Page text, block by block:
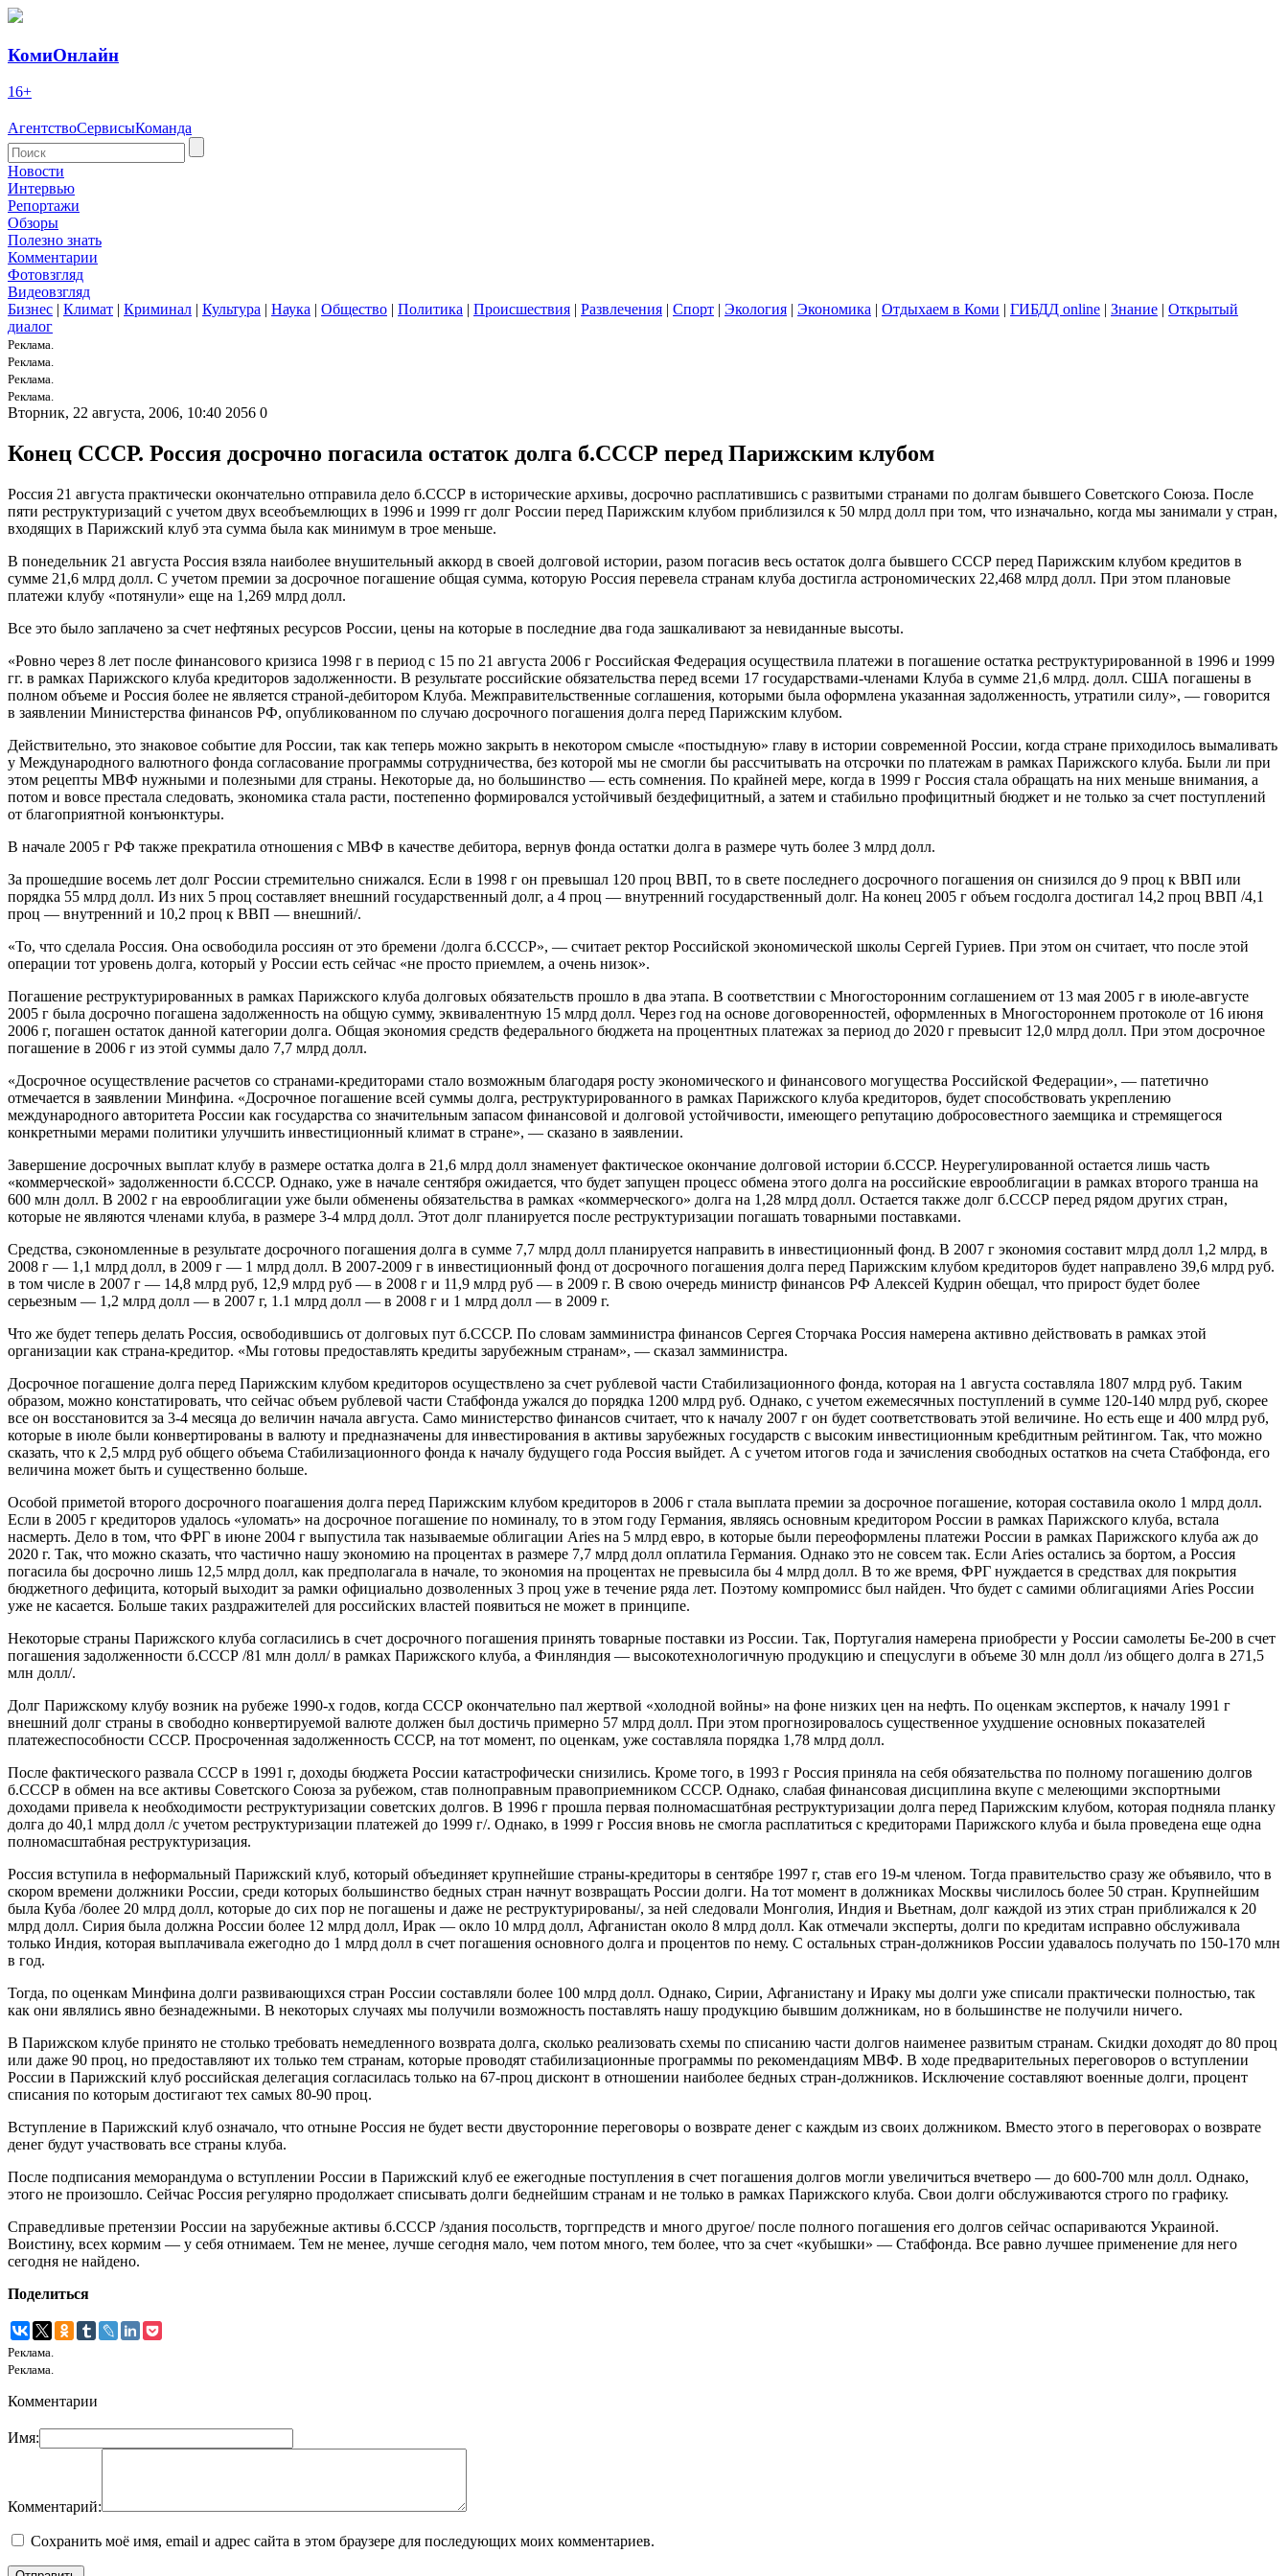
КомиОнлайн
16+
АгентствоСервисыКоманда
Новости
Интервью
Репортажи
Обзоры
Полезно знать
Комментарии
Фотовзгляд
Видеовзгляд
Бизнес | Климат | Криминал | Культура | Наука | Общество | Политика | Происшествия | Развлечения | Спорт | Экология | Экономика | Отдыхаем в Коми | ГИБДД online | Знание | Открытый
диалог
Реклама.
Реклама.
Реклама.
Реклама.
Вторник, 22 августа, 2006, 10:40 2056 0
Конец СССР. Россия досрочно погасила остаток долга б.СССР перед Парижским клубом
Россия 21 августа практически окончательно отправила дело б.СССР в исторические архивы, досрочно расплатившись с развитыми странами по долгам бывшего Советского Союза. После
пяти реструктуризаций с учетом двух всеобъемлющих в 1996 и 1999 гг долг России перед Парижским клубом приблизился к 50 млрд долл при том, что изначально, когда мы занимали у стран,
входящих в Парижский клуб эта сумма была как минимум в трое меньше.
В понедельник 21 августа Россия взяла наиболее внушительный аккорд в своей долговой истории, разом погасив весь остаток долга бывшего СССР перед Парижским клубом кредитов в
сумме 21,6 млрд долл. С учетом премии за досрочное погашение общая сумма, которую Россия перевела странам клуба достигла астрономических 22,468 млрд долл. При этом плановые
платежи клубу «потянули» еще на 1,269 млрд долл.
Все это было заплачено за счет нефтяных ресурсов России, цены на которые в последние два года зашкаливают за невиданные высоты.
«Ровно через 8 лет после финансового кризиса 1998 г в период с 15 по 21 августа 2006 г Российская Федерация осуществила платежи в погашение остатка реструктурированной в 1996 и 1999
гг. в рамках Парижского клуба кредиторов задолженности. В результате российские обязательства перед всеми 17 государствами-членами Клуба в сумме 21,6 млрд. долл. США погашены в
полном объеме и Россия более не является страной-дебитором Клуба. Межправительственные соглашения, которыми была оформлена указанная задолженность, утратили силу», — говорится
в заявлении Министерства финансов РФ, опубликованном по случаю досрочного погашения долга перед Парижским клубом.
Действительно, это знаковое событие для России, так как теперь можно закрыть в некотором смысле «постыдную» главу в истории современной России, когда стране приходилось вымаливать
у Международного валютного фонда согласование программы сотрудничества, без которой мы не смогли бы рассчитывать на отсрочки по платежам в рамках Парижского клуба. Были ли при
этом рецепты МВФ нужными и полезными для страны. Некоторые да, но большинство — есть сомнения. По крайней мере, когда в 1999 г Россия стала обращать на них меньше внимания, а
потом и вовсе престала следовать, экономика стала расти, постепенно формировался устойчивый бездефицитный, а затем и стабильно профицитный бюджет и не только за счет поступлений
от благоприятной конъюнктуры.
В начале 2005 г РФ также прекратила отношения с МВФ в качестве дебитора, вернув фонда остатки долга в размере чуть более 3 млрд долл.
За прошедшие восемь лет долг России стремительно снижался. Если в 1998 г он превышал 120 проц ВВП, то в свете последнего досрочного погашения он снизился до 9 проц к ВВП или
порядка 55 млрд долл. Из них 5 проц составляет внешний государственный долг, а 4 проц — внутренний государственный долг. На конец 2005 г объем госдолга достигал 14,2 проц ВВП /4,1
проц — внутренний и 10,2 проц к ВВП — внешний/.
«То, что сделала Россия. Она освободила россиян от это бремени /долга б.СССР», — считает ректор Российской экономической школы Сергей Гуриев. При этом он считает, что после этой
операции тот уровень долга, который у России есть сейчас «не просто приемлем, а очень низок».
Погашение реструктурированных в рамках Парижского клуба долговых обязательств прошло в два этапа. В соответствии с Многосторонним соглашением от 13 мая 2005 г в июле-августе
2005 г была досрочно погашена задолженность на общую сумму, эквивалентную 15 млрд долл. Через год на основе договоренностей, оформленных в Многостороннем протоколе от 16 июня
2006 г, погашен остаток данной категории долга. Общая экономия средств федерального бюджета на процентных платежах за период до 2020 г превысит 12,0 млрд долл. При этом досрочное
погашение в 2006 г из этой суммы дало 7,7 млрд долл.
«Досрочное осуществление расчетов со странами-кредиторами стало возможным благодаря росту экономического и финансового могущества Российской Федерации», — патетично
отмечается в заявлении Минфина. «Досрочное погашение всей суммы долга, реструктурированного в рамках Парижского клуба кредиторов, будет способствовать укреплению
международного авторитета России как государства со значительным запасом финансовой и долговой устойчивости, имеющего репутацию добросовестного заемщика и стремящегося
конкретными мерами политики улучшить инвестиционный климат в стране», — сказано в заявлении.
Завершение досрочных выплат клубу в размере остатка долга в 21,6 млрд долл знаменует фактическое окончание долговой истории б.СССР. Неурегулированной остается лишь часть
«коммерческой» задолженности б.СССР. Однако, уже в начале сентября ожидается, что будет запущен процесс обмена этого долга на российские еврооблигации в рамках второго транша на
600 млн долл. В 2002 г на еврооблигации уже были обменены обязательства в рамках «коммерческого» долга на 1,28 млрд долл. Остается также долг б.СССР перед рядом других стран,
которые не являются членами клуба, в размере 3-4 млрд долл. Этот долг планируется после реструктуризации погашать товарными поставками.
Средства, сэкономленные в результате досрочного погашения долга в сумме 7,7 млрд долл планируется направить в инвестиционный фонд. В 2007 г экономия составит млрд долл 1,2 млрд, в
2008 г — 1,1 млрд долл, в 2009 г — 1 млрд долл. В 2007-2009 г в инвестиционный фонд от досрочного погашения долга перед Парижским клубом кредиторов будет направлено 39,6 млрд руб.
в том числе в 2007 г — 14,8 млрд руб, 12,9 млрд руб — в 2008 г и 11,9 млрд руб — в 2009 г. В свою очередь министр финансов РФ Алексей Кудрин обещал, что прирост будет более
серьезным — 1,2 млрд долл — в 2007 г, 1.1 млрд долл — в 2008 г и 1 млрд долл — в 2009 г.
Что же будет теперь делать Россия, освободившись от долговых пут б.СССР. По словам замминистра финансов Сергея Сторчака Россия намерена активно действовать в рамках этой
организации как страна-кредитор. «Мы готовы предоставлять кредиты зарубежным странам», — сказал замминистра.
Досрочное погашение долга перед Парижским клубом кредиторов осуществлено за счет рублевой части Стабилизационного фонда, которая на 1 августа составляла 1807 млрд руб. Таким
образом, можно констатировать, что сейчас объем рублевой части Стабфонда ужался до порядка 1200 млрд руб. Однако, с учетом ежемесячных поступлений в сумме 120-140 млрд руб, скорее
все он восстановится за 3-4 месяца до величин начала августа. Само министерство финансов считает, что к началу 2007 г он будет соответствовать этой величине. Но есть еще и 400 млрд руб,
которые в июле были конвертированы в валюту и предназначены для инвестирования в активы зарубежных государств с высоким инвестиционным кре6дитным рейтингом. Так, что можно
сказать, что к 2,5 млрд руб общего объема Стабилизационного фонда к началу будущего года Россия выйдет. А с учетом итогов года и зачисления свободных остатков на счета Стабфонда, его
величина может быть и существенно больше.
Особой приметой второго досрочного поагашения долга перед Парижским клубом кредиторов в 2006 г стала выплата премии за досрочное погашение, которая составила около 1 млрд долл.
Если в 2005 г кредиторов удалось «уломать» на досрочное погашение по номиналу, то в этом году Германия, являясь основным кредитором России в рамках Парижского клуба, встала
насмерть. Дело в том, что ФРГ в июне 2004 г выпустила так называемые облигации Aries на 5 млрд евро, в которые были переоформлены платежи России в рамках Парижского клуба аж до
2020 г. Так, что можно сказать, что частично нашу экономию на процентах в размере 7,7 млрд долл оплатила Германия. Однако это не совсем так. Если Aries остались за бортом, а Россия
погасила бы досрочно лишь 12,5 млрд долл, как предполагала в начале, то экономия на процентах не превысила бы 4 млрд долл. В то же время, ФРГ нуждается в средствах для покрытия
бюджетного дефицита, который выходит за рамки официально дозволенных 3 проц уже в течение ряда лет. Поэтому компромисс был найден. Что будет с самими облигациями Aries России
уже не касается. Больше таких раздражителей для российских властей появиться не может в принципе.
Некоторые страны Парижского клуба согласились в счет досрочного погашения принять товарные поставки из России. Так, Португалия намерена приобрести у России самолеты Бе-200 в счет
погашения задолженности б.СССР /81 млн долл/ в рамках Парижского клуба, а Финляндия — высокотехнологичную продукцию и спецуслуги в объеме 30 млн долл /из общего долга в 271,5
млн долл/.
Долг Парижскому клубу возник на рубеже 1990-х годов, когда СССР окончательно пал жертвой «холодной войны» на фоне низких цен на нефть. По оценкам экспертов, к началу 1991 г
внешний долг страны в свободно конвертируемой валюте должен был достичь примерно 57 млрд долл. При этом прогнозировалось существенное ухудшение основных показателей
платежеспособности СССР. Просроченная задолженность СССР, на тот момент, по оценкам, уже составляла порядка 1,78 млрд долл.
После фактического развала СССР в 1991 г, доходы бюджета России катастрофически снизились. Кроме того, в 1993 г Россия приняла на себя обязательства по полному погашению долгов
б.СССР в обмен на все активы Советского Союза за рубежом, став полноправным правоприемником СССР. Однако, слабая финансовая дисциплина вкупе с мелеющими экспортными
доходами привела к необходимости реструктуризации советских долгов. В 1996 г прошла первая полномасшатбная реструктуризации долга перед Парижским клубом, которая подняла планку
долга до 40,1 млрд долл /с учетом реструктуризации платежей до 1999 г/. Однако, в 1999 г Россия вновь не смогла расплатиться с кредиторами Парижского клуба и была проведена еще одна
полномасштабная реструктуризация.
Россия вступила в неформальный Парижский клуб, который объединяет крупнейшие страны-кредиторы в сентябре 1997 г, став его 19-м членом. Тогда правительство сразу же объявило, что в
скором времени должники России, среди которых большинство бедных стран начнут возвращать России долги. На тот момент в должниках Москвы числилось более 50 стран. Крупнейшим
была Куба /более 20 млрд долл, которые до сих пор не погашены и даже не реструктурированы/, за ней следовали Монголия, Индия и Вьетнам, долг каждой из этих стран приближался к 20
млрд долл. Сирия была должна России более 12 млрд долл, Ирак — окло 10 млрд долл, Афганистан около 8 млрд долл. Как отмечали эксперты, долги по кредитам исправно обслуживала
только Индия, которая выплачивала ежегодно до 1 млрд долл в счет погашения основного долга и процентов по нему. С остальных стран-должников России удавалось получать по 150-170 млн
в год.
Тогда, по оценкам Минфина долги развивающихся стран России составляли более 100 млрд долл. Однако, Сирии, Афганистану и Ираку мы долги уже списали практически полностью, так
как они являлись явно безнадежными. В некоторых случаях мы получили возможность поставлять нашу продукцию бывшим должникам, но в большинстве не получили ничего.
В Парижском клубе принято не столько требовать немедленного возврата долга, сколько реализовать схемы по списанию части долгов наименее развитым странам. Скидки доходят до 80 проц
или даже 90 проц, но предоставляют их только тем странам, которые проводят стабилизационные программы по рекомендациям МВФ. В ходе предварительных переговоров о вступлении
России в Парижский клуб российская делегация согласилась только на 67-проц дисконт в отношении наиболее бедных стран-должников. Исключение составляют военные долги, процент
списания по которым достигают тех самых 80-90 проц.
Вступление в Парижский клуб означало, что отныне Россия не будет вести двусторонние переговоры о возврате денег с каждым из своих должником. Вместо этого в переговорах о возврате
денег будут участвовать все страны клуба.
После подписания меморандума о вступлении России в Парижский клуб ее ежегодные поступления в счет погашения долгов могли увеличиться вчетверо — до 600-700 млн долл. Однако,
этого не произошло. Сейчас Россия регулярно продолжает списывать долги беднейшим странам и не только в рамках Парижского клуба. Свои долги обслуживаются строго по графику.
Справедливые претензии России на зарубежные активы б.СССР /здания посольств, торгпредств и много другое/ после полного погашения его долгов сейчас оспариваются Украиной.
Воистину, всех кормим — у себя отнимаем. Тем не менее, лучше сегодня мало, чем потом много, тем более, что за счет «кубышки» — Стабфонда. Все равно лучшее применение для него
сегодня не найдено.
Поделиться
Реклама.
Реклама.
Комментарии
Имя:
Комментарий:
Сохранить моё имя, email и адрес сайта в этом браузере для последующих моих комментариев.